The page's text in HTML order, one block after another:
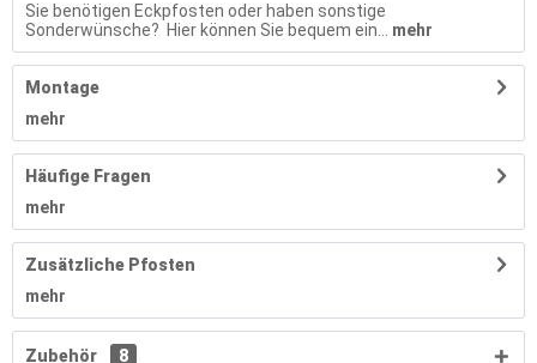
Sie benötigen Eckpfosten oder haben sonstige
Sonderwünsche? Hier können Sie bequem ein...
mehr
Montage
mehr
Häufige Fragen
mehr
Zusätzliche Pfosten
mehr
Zubehör 8